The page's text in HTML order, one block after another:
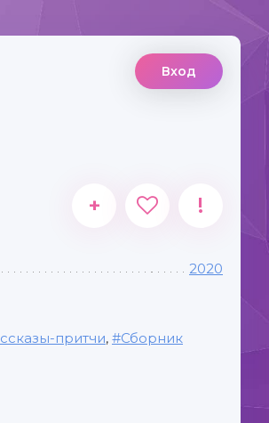
Вход
+ !
2020
притчи,
Сборник